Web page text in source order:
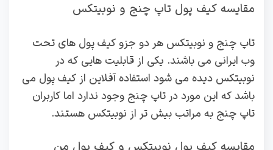
مقایسه کیف پول تاپ چنج و نوبیتکس
تاپ چنج و نوبیتکس هر دو جزو کیف پول های تحت
وب ایرانی می باشند. یکی از قابلیت هایی که در
نوبیتکس دیده می شود استفاده آفلاین از کیف پول می
باشد که این مورد در تاپ چنج وجود ندارد اما کاربران
تاپ چنج به مراتب بیش تر از نوبیتکس هستند.